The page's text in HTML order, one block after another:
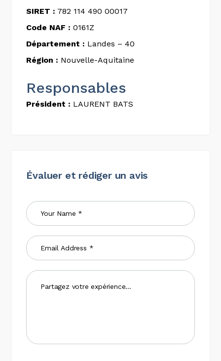
SIRET : 782 114 490 00017
Code NAF : 0161Z
Département : Landes – 40
Région : Nouvelle-Aquitaine
Responsables
Président : LAURENT BATS
Évaluer et rédiger un avis